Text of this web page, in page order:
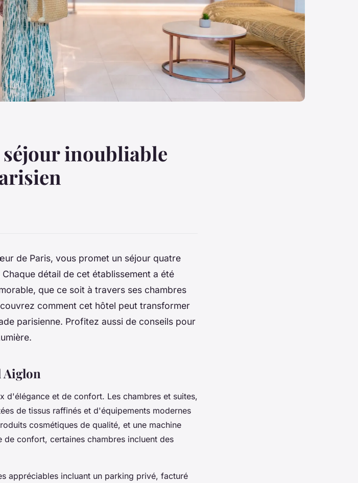
inoubliable
de Paris, vous promet un séjour quatre
détail de cet établissement a été
que ce soit à travers ses chambres
comment cet hôtel peut transformer
parisienne. Profitez aussi de conseils pour
Aiglon
d'élégance et de confort. Les chambres et suites,
de tissus raffinés et d'équipements modernes
cosmétiques de qualité, et une machine
de confort, certaines chambres incluent des
appréciables incluant un parking privé, facturé